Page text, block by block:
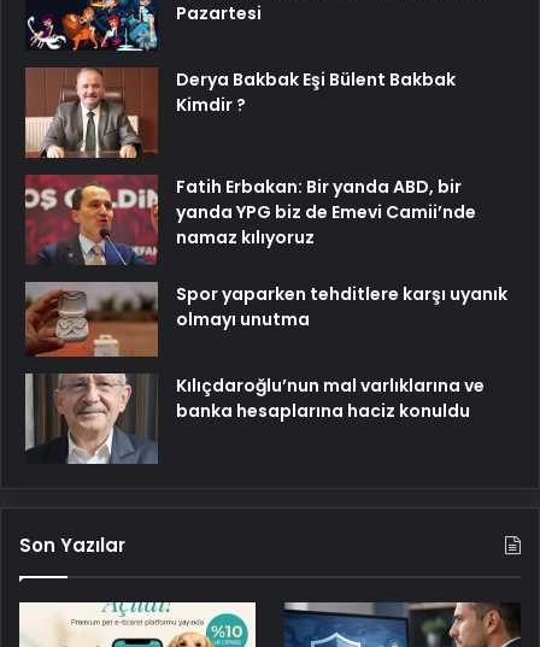
Pazartesi
Derya Bakbak Eşi Bülent Bakbak
Kimdir ?
Fatih Erbakan: Bir yanda ABD, bir
yanda YPG biz de Emevi Camii’nde
namaz kılıyoruz
Spor yaparken tehditlere karşı uyanık
olmayı unutma
Kılıçdaroğlu’nun mal varlıklarına ve
banka hesaplarına haciz konuldu
Son Yazılar